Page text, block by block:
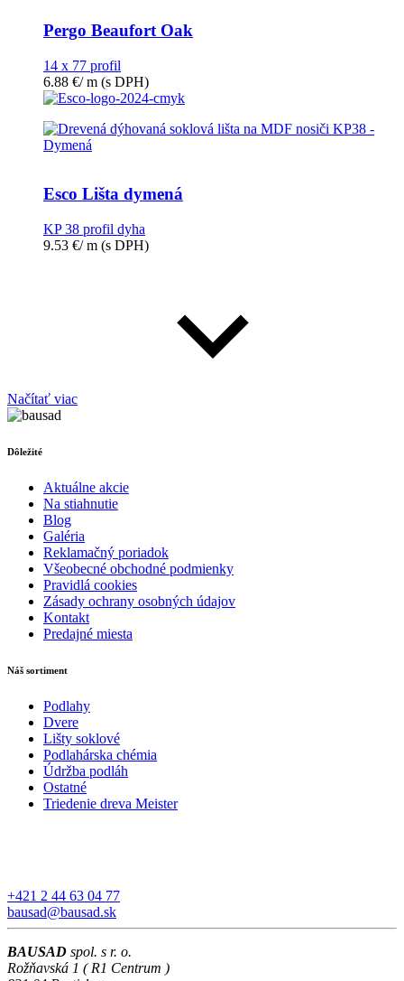
Pergo Beaufort Oak
14 x 77 profil
6.88 €/ m (s DPH)
Esco Lišta dymená
KP 38 profil dyha
9.53 €/ m (s DPH)
Načítať viac
Dôležité
Aktuálne akcie
Na stiahnutie
Blog
Galéria
Reklamačný poriadok
Všeobecné obchodné podmienky
Pravidlá cookies
Zásady ochrany osobných údajov
Kontakt
Predajné miesta
Náš sortiment
Podlahy
Dvere
Lišty soklové
Podlahárska chémia
Údržba podláh
Ostatné
Triedenie dreva Meister
+421 2 44 63 04 77
bausad@bausad.sk
BAUSAD spol. s r. o.
Rožňavská 1 ( R1 Centrum )